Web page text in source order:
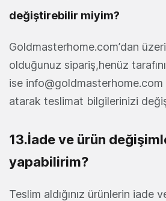
değiştirebilir miyim?
Goldmasterhome.com’dan
olduğunuz sipariş,henüz
ise info@goldmasterhome.com
atarak teslimat bilgilerinizi
13.İade ve ürün
yapabilirim?
Teslim aldığınız ürünlerin iade